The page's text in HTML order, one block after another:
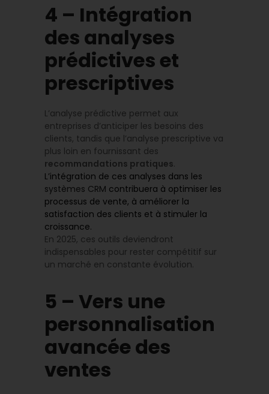
4 – Intégration
des analyses
prédictives et
prescriptives
L’analyse prédictive permet aux
entreprises d’anticiper les besoins des
clients, tandis que l’analyse prescriptive va
plus loin en fournissant des
recommandations pratiques.
L’intégration de ces analyses dans les
systèmes CRM contribuera à optimiser les
processus de vente, à améliorer la
satisfaction des clients et à stimuler la
croissance.
En 2025, ces outils deviendront
indispensables pour rester compétitif sur
un marché en constante évolution.
5 – Vers une
personnalisation
avancée des
ventes